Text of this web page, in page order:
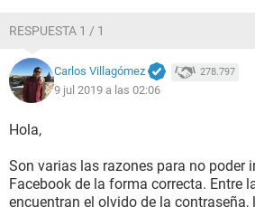
RESPUESTA 1 / 1
Carlos Villagómez 278.797
9 jul 2019 a las 02:06
Hola,
Son varias las razones para no poder
Facebook de la forma correcta. Entre
encuentran el olvido de la contraseña,